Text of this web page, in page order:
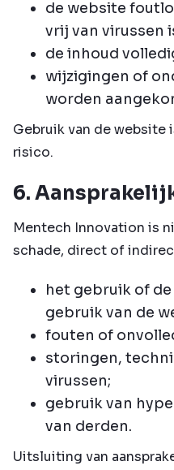
de website
vrij van virussen
de inhoud
wijzigingen of
worden
Gebruik van de
risico.
6.
Mentech Innovation is
schade, direct of
het gebruik of
gebruik van de
fouten of
storingen,
virussen;
gebruik van
van derden.
Uitsluiting van